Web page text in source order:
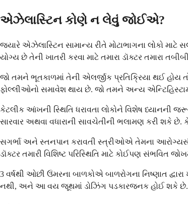
એઝેલાસ્ટિન કોણે ન લેવું જોઈએ?
જ્યારે એઝેલાસ્ટિન સામાન્ય રીતે મોટાભાગના લોકો
યોગ્ય છે તેની ખાતરી કરવા માટે તમારા ડૉક્ટર તમારા
જો તમને ભૂતકાળમાં તેની એલર્જીક પ્રતિક્રિયા થઈ હોય
ફોલ્લીઓનો સમાવેશ થાય છે. જો તમને અન્ય
કેટલીક આંખની સ્થિતિ ધરાવતા લોકોને વિશેષ ધ્યાનની
સારવાર અથવા વધારાની સાવચેતીની ભલામણ કરી શકે
સગર્ભા અને સ્તનપાન કરાવતી સ્ત્રીઓએ તેમના
ડૉક્ટર તમારી વિશિષ્ટ પરિસ્થિતિ માટે કોઈપણ સંભવિત
3 વર્ષથી ઓછી ઉંમરના બાળકોએ બાળરોગના નિષ્ણાત
નથી, અને આ વય જૂથમાં ડોઝિંગ પડકારજનક હોઈ શકે છે.